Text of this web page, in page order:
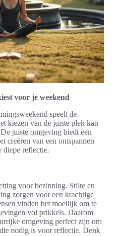
voor je weekend
speelt de
kiezen van de juiste plek kan
juiste omgeving biedt een
creëren van een ontspannen
diepe reflectie.
voor bezinning. Stilte en
zorgen voor een krachtige
vinden het moeilijk om te
vol prikkels. Daarom
omgeving perfect zijn om
nodig is voor reflectie. Denk